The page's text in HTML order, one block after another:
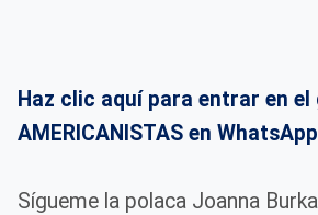
Haz clic aquí para entrar en el
AMERICANISTAS en WhatsApp
Sígueme la polaca Joanna